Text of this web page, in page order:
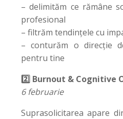
– delimităm ce rămâne
profesional
– filtrăm tendințele cu
– conturăm o direcție
pentru tine
2️⃣ Burnout & Cognitive
6 februarie
Suprasolicitarea apare